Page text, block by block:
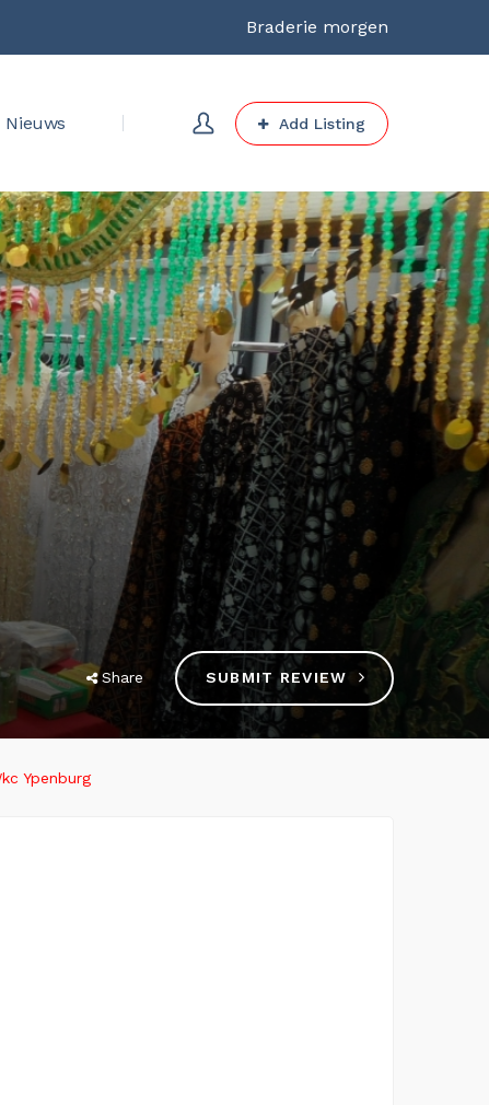
Braderie morgen
Nieuws Add Listing
Share SUBMIT REVIEW
Ypenburg